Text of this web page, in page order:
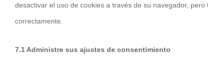
desactivar el uso de cookies a través de su navegador,
correctamente.
7.1 Administre sus ajustes de consentimiento